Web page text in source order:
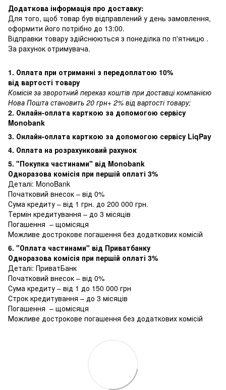
Додаткова інформація про доставку:
Для того, щоб товар був відправлений у день замовлення,
оформити його потрібно до 13:00.
Відправки товару здійснюються з понеділка по п'ятницю .
За рахунок отримувача.
1. Оплата при отриманні з передоплатою 10%
від вартості товару
Комісія за зворотний переказ коштів при доставці компанією
Нова Пошта становить 20 грн+ 2% від вартості товару;
2. Онлайн-оплата карткою за допомогою сервісу
Monobank
3. Онлайн-оплата карткою за допомогою сервісу LiqPay
4. Оплата на розрахунковий рахунок
5. "Покупка частинами" від Monobank
Одноразова комісія при першій оплаті 3%
Деталі: MonoBank
Початковий внесок – від 0%
Сума кредиту – від 1 грн. до 200 000 грн.
Термін кредитування – до 3 місяців
Погашення – щомісяця
Можливе дострокове погашення без додаткових комісій
6. "Оплата частинами" від Приватбанку
Одноразова комісія при першій оплаті 3%
Деталі: ПриватБанк
Початковий внесок – від 0%
Сума кредиту – від 1 до 150 000 грн
Строк кредитування – до 3 місяців
Погашення – щомісяця
Можливе дострокове погашення без додаткових комісій